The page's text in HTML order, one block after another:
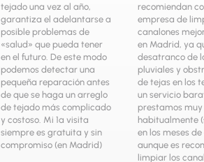
tejado una vez al año,
garantiza el adelantarse a
posible problemas de
«salud» que pueda tener
en el futuro. De este modo
podemos detectar una
pequeña reparación antes
de que se haga un arreglo
de tejado más complicado
y costoso. Mi 1ª visita
siempre es gratuita y sin
compromiso (en Madrid)
recomiendan
empresa de
canalones
en Madrid, ya
desatranco de
pluviales y
de tejas en los
un servicio
prestamos muy
habitualmente
en los meses
aunque es
limpiar los